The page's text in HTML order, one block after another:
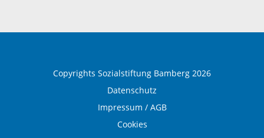
Copyrights Sozialstiftung Bamberg 2026
Datenschutz
Impressum / AGB
Cookies